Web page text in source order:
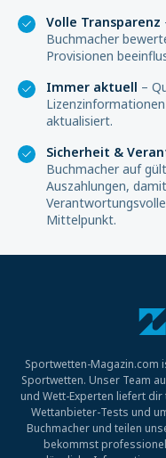
Volle Transparenz
Buchmacher
Provisionen
Immer aktuell –
aktualisiert.
Sicherheit &
Buchmacher auf
Auszahlungen,
Mittelpunkt.
Sportwetten-Magazin.com
Sportwetten. Unser Team
und Wett-Experten liefert
Wettanbieter-Tests und
Buchmacher und teilen
bekommst